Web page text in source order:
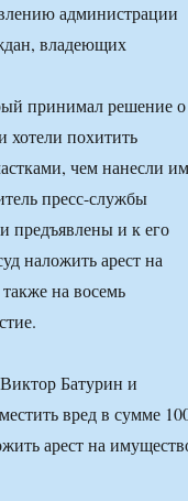
администрации
владеющих
принимал решение о
хотели похитить
чем нанесли им
пресс-службы
предъявлены и к его
наложить арест на
на восемь
Батурин и
вред в сумме
арест на